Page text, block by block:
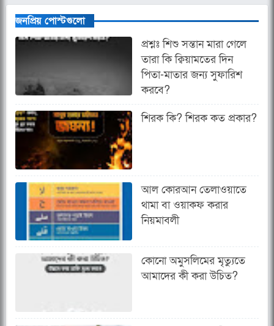
জনপ্রিয় পোস্টগুলো
প্রশ্নঃ শিশু সন্তান মারা গেলে
তারা কি ক্বিয়ামতের দিন
পিতা-মাতার জন্য সুফারিশ
করবে?
শিরক কি? শিরক কত প্রকার?
আল কোরআন তেলাওয়াতে
থামা বা ওয়াকফ করার
নিয়মাবলী
কোনো অমুসলিমের মৃত্যুতে
আমাদের কী করা উচিত?